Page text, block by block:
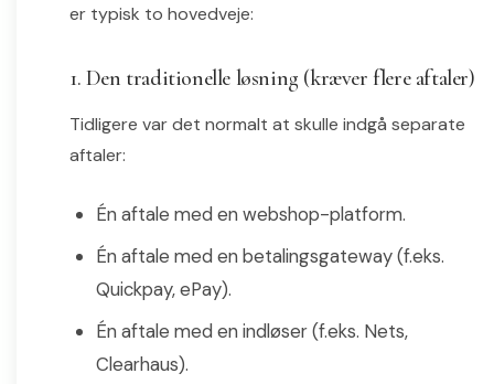
er typisk to hovedveje:
1. Den traditionelle løsning (kræver flere aftaler)
Tidligere var det normalt at skulle indgå separate
aftaler:
Én aftale med en webshop-platform.
Én aftale med en betalingsgateway (f.eks.
Quickpay, ePay).
Én aftale med en indløser (f.eks. Nets,
Clearhaus).